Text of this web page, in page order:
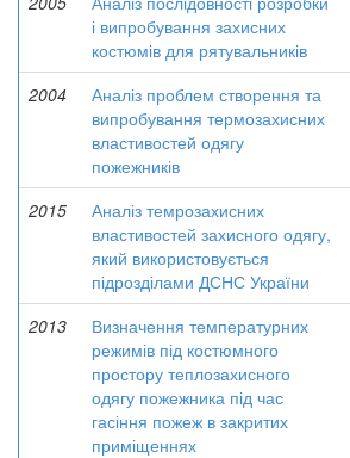
і випробування захисних
костюмів для рятувальників
2004
Аналіз проблем створення та
випробування термозахисних
властивостей одягу
пожежників
2015
Аналіз темрозахисних
властивостей захисного одягу,
який використовується
підрозділами ДСНС України
2013
Визначення температурних
режимів під костюмного
простору теплозахисного
одягу пожежника під час
гасіння пожеж в закритих
приміщеннях